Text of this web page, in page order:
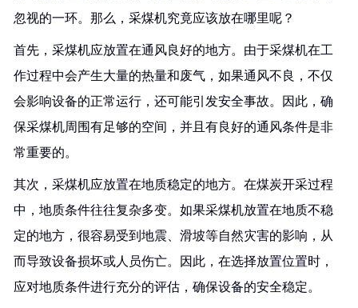
忽视的一环。那么，采煤机究竟应该放在哪里呢？
首先，采煤机应放置在通风良好的地方。由于采煤机在工
作过程中会产生大量的热量和废气，如果通风不良，不仅
会影响设备的正常运行，还可能引发安全事故。因此，确
保采煤机周围有足够的空间，并且有良好的通风条件是非
常重要的。
其次，采煤机应放置在地质稳定的地方。在煤炭开采过程
中，地质条件往往复杂多变。如果采煤机放置在地质不稳
定的地方，很容易受到地震、滑坡等自然灾害的影响，从
而导致设备损坏或人员伤亡。因此，在选择放置位置时，
应对地质条件进行充分的评估，确保设备的安全稳定。